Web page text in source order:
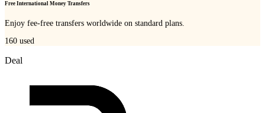
Free International Money Transfers
Enjoy fee-free transfers worldwide on standard plans.
160 used
Deal